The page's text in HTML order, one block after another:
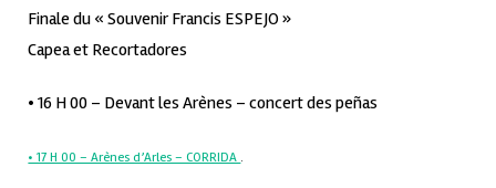
Finale du « Souvenir Francis ESPEJO »
Capea et Recortadores
• 16 H 00 – Devant les Arènes – concert des peñas
• 17 H 00 – Arènes d’Arles – CORRIDA .